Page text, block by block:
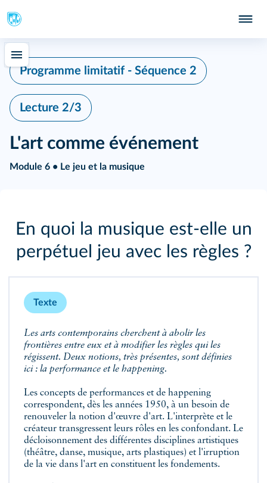
Programme limitatif - Séquence 2
Lecture 2/3
L'art comme événement
Module 6 • Le jeu et la musique
En quoi la musique est‑elle un
perpétuel jeu avec les règles ?
Texte
Les arts contemporains cherchent à abolir les
frontières entre eux et à modifier les règles qui les
régissent. Deux notions, très présentes, sont définies
ici : la performance et le happening.
Les concepts de performances et de happening
correspondent, dès les années 1950, à un besoin de
renouveler la notion d'œuvre d'art. L'interprète et le
créateur transgressent leurs rôles en les confondant. Le
décloisonnement des différentes disciplines artistiques
(théâtre, danse, musique, arts plastiques) et l'irruption
de la vie dans l'art en constituent les fondements.